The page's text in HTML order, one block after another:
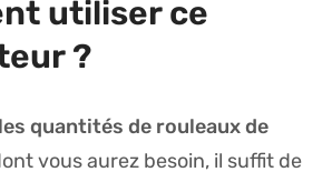
utiliser ce
?
quantités de rouleaux de
vous aurez besoin, il suffit de